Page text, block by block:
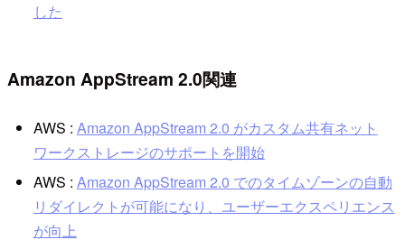
した
Amazon AppStream 2.0関連
AWS : Amazon AppStream 2.0 がカスタム共有ネット
ワークストレージのサポートを開始
AWS : Amazon AppStream 2.0 でのタイムゾーンの自動
リダイレクトが可能になり、ユーザーエクスペリエンス
が向上